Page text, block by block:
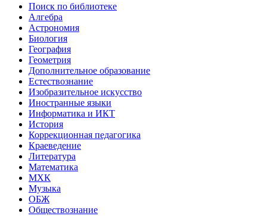
Поиск по библиотеке
Алгебра
Астрономия
Биология
География
Геометрия
Дополнительное образование
Естествознание
Изобразительное искусство
Иностранные языки
Информатика и ИКТ
История
Коррекционная педагогика
Краеведение
Литература
Математика
МХК
Музыка
ОБЖ
Обществознание